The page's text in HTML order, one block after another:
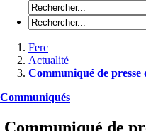
Ferc
Actualité
Communiqué de
Communiqués
Communiqué de